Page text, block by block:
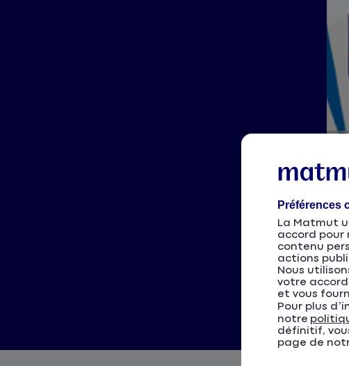
Préférences
La Matmut
accord pour
contenu
actions
Nous
votre
et vous
Pour plus
notre
définitif,
page de